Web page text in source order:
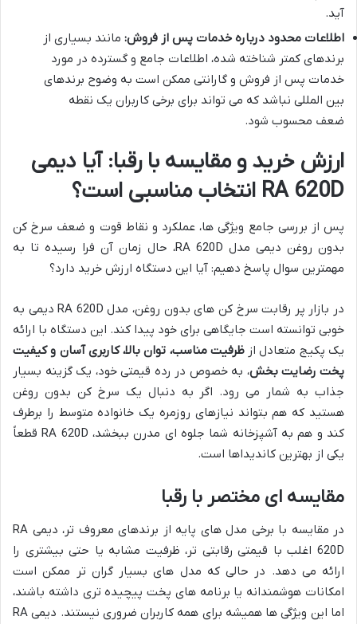
آید.
اطلاعات محدود درباره خدمات پس از فروش: مانند بسیاری از
برندهای کمتر شناخته شده، اطلاعات جامع و گسترده در مورد
خدمات پس از فروش و گارانتی ممکن است به وضوح برندهای
بین المللی نباشد که می تواند برای برخی کاربران یک نقطه
ضعف محسوب شود.
ارزش خرید و مقایسه با رقبا: آیا دیمی
RA 620D انتخاب مناسبی است؟
پس از بررسی جامع ویژگی ها، عملکرد و نقاط قوت و ضعف سرخ کن
بدون روغن دیمی مدل RA 620D، حال زمان آن فرا رسیده تا به
مهمترین سوال پاسخ دهیم: آیا این دستگاه ارزش خرید دارد؟
در بازار پر رقابت سرخ کن های بدون روغن، مدل RA 620D دیمی به
خوبی توانسته است جایگاهی برای خود پیدا کند. این دستگاه با ارائه
یک پکیج متعادل ازظرفیت مناسب، توان بالا، کاربری آسان و کیفیت
پخت رضایت بخش، به خصوص در رده قیمتی خود، یک گزینه بسیار
جذاب به شمار می رود. اگر به دنبال یک سرخ کن بدون روغن
هستید که هم بتواند نیازهای روزمره یک خانواده متوسط را برطرف
کند و هم به آشپزخانه شما جلوه ای مدرن ببخشد، RA 620D قطعاً
یکی از بهترین کاندیداها است.
مقایسه ای مختصر با رقبا
در مقایسه با برخی مدل های پایه از برندهای معروف تر، دیمی RA
620D اغلب با قیمتی رقابتی تر، ظرفیت مشابه یا حتی بیشتری را
ارائه می دهد. در حالی که مدل های بسیار گران تر ممکن است
امکانات هوشمندانه یا برنامه های پخت پیچیده تری داشته باشند،
اما این ویژگی ها همیشه برای همه کاربران ضروری نیستند. دیمی RA